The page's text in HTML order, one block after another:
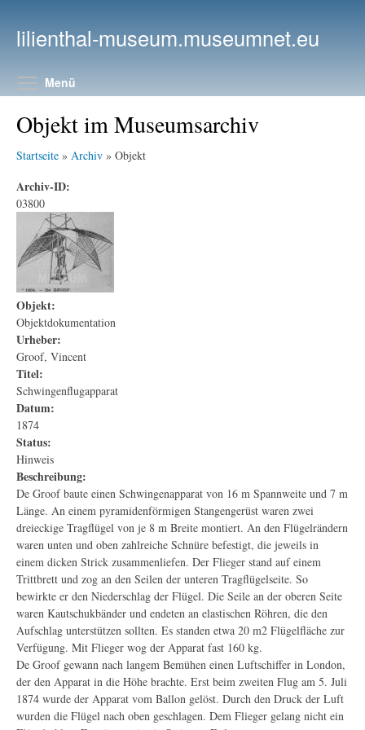
lilienthal-museum.museumnet.eu
Menü
Objekt im Museumsarchiv
Startseite » Archiv » Objekt
Archiv-ID:
03800
Objekt:
Objektdokumentation
Urheber:
Groof, Vincent
Titel:
Schwingenflugapparat
Datum:
1874
Status:
Hinweis
Beschreibung:
De Groof baute einen Schwingenapparat von 16 m Spannweite und 7 m
Länge. An einem pyramidenförmigen Stangengerüst waren zwei
dreieckige Tragflügel von je 8 m Breite montiert. An den Flügelrändern
waren unten und oben zahlreiche Schnüre befestigt, die jeweils in
einem dicken Strick zusammenliefen. Der Flieger stand auf einem
Trittbrett und zog an den Seilen der unteren Tragflügelseite. So
bewirkte er den Niederschlag der Flügel. Die Seile an der oberen Seite
waren Kautschukbänder und endeten an elastischen Röhren, die den
Aufschlag unterstützen sollten. Es standen etwa 20 m2 Flügelfläche zur
Verfügung. Mit Flieger wog der Apparat fast 160 kg.
De Groof gewann nach langem Bemühen einen Luftschiffer in London,
der den Apparat in die Höhe brachte. Erst beim zweiten Flug am 5. Juli
1874 wurde der Apparat vom Ballon gelöst. Durch den Druck der Luft
wurden die Flügel nach oben geschlagen. Dem Flieger gelang nicht ein